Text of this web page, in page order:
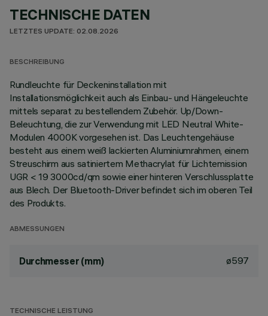
TECHNISCHE DATEN
LETZTES UPDATE: 02.08.2026
BESCHREIBUNG
Rundleuchte für Deckeninstallation mit
Installationsmöglichkeit auch als Einbau- und Hängeleuchte
mittels separat zu bestellendem Zubehör. Up/Down-
Beleuchtung, die zur Verwendung mit LED Neutral White-
Modulen 4000K vorgesehen ist. Das Leuchtengehäuse
besteht aus einem weiß lackierten Aluminiumrahmen, einem
Streuschirm aus satiniertem Methacrylat für Lichtemission
UGR < 19 3000cd/qm sowie einer hinteren Verschlussplatte
aus Blech. Der Bluetooth-Driver befindet sich im oberen Teil
des Produkts.
ABMESSUNGEN
Durchmesser (mm) ø597
TECHNISCHE LEISTUNG